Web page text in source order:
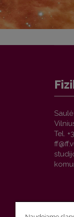
Tel.